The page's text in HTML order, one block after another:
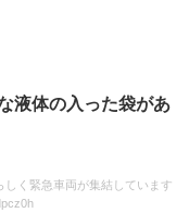
液体の入った袋があ
く緊急車両が集結しています